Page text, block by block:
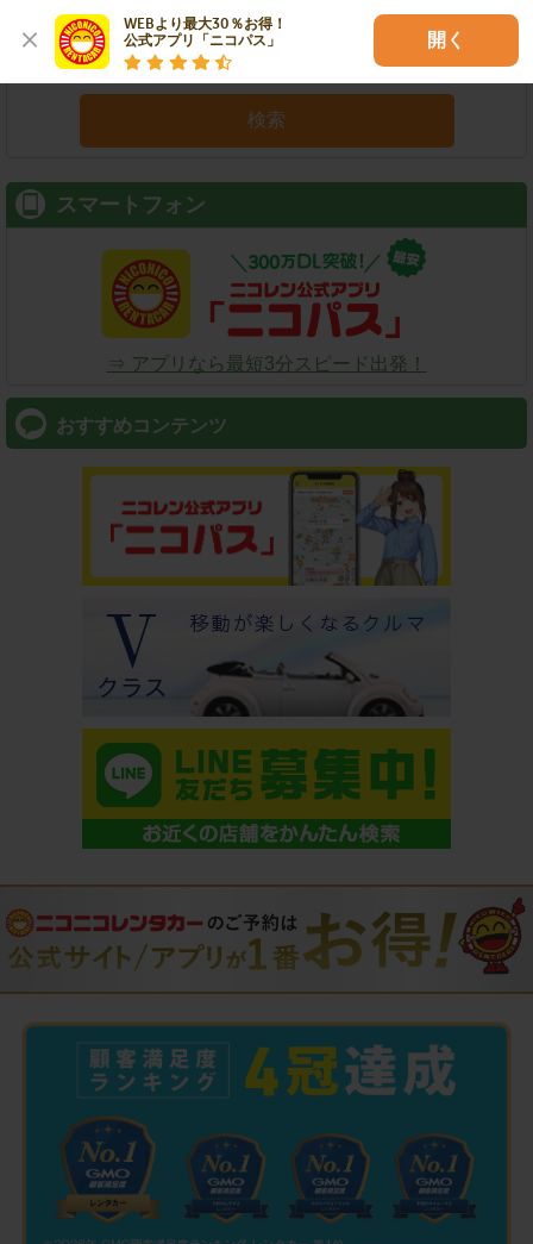
WEBより最大30％お得！
公式アプリ「ニコパス」
開く
検索
スマートフォン
⇒ アプリなら最短3分スピード出発！
おすすめコンテンツ